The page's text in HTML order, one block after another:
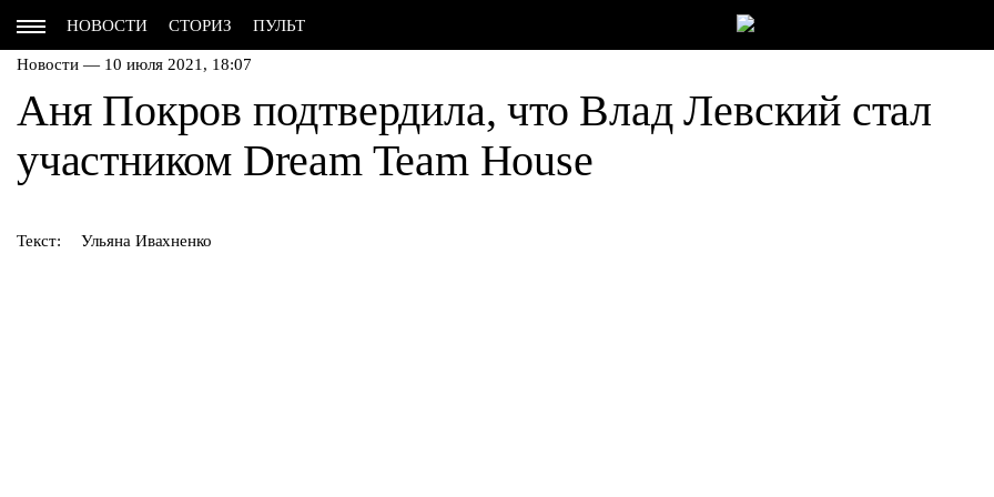
НОВОСТИ СТОРИЗ ПУЛЬТ
Новости — 10 июля 2021, 18:07
Аня Покров подтвердила, что Влад Левский стал
участником Dream Team House
Текст: Ульяна Ивахненко